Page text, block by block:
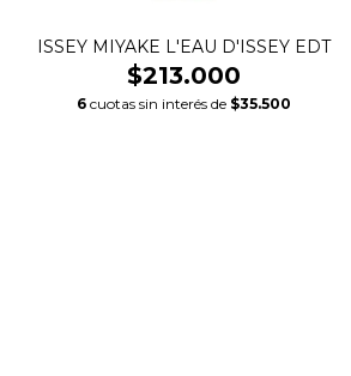
ISSEY MIYAKE L'EAU D'ISSEY EDT
$213.000
6 cuotas sin interés de $35.500